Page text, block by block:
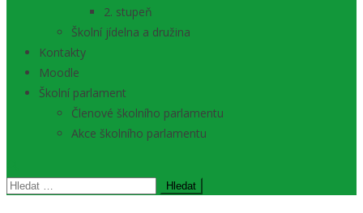
2. stupeň
Školní jídelna a družina
Kontakty
Moodle
Školní parlament
Členové školního parlamentu
Akce školního parlamentu
Vyhledávání